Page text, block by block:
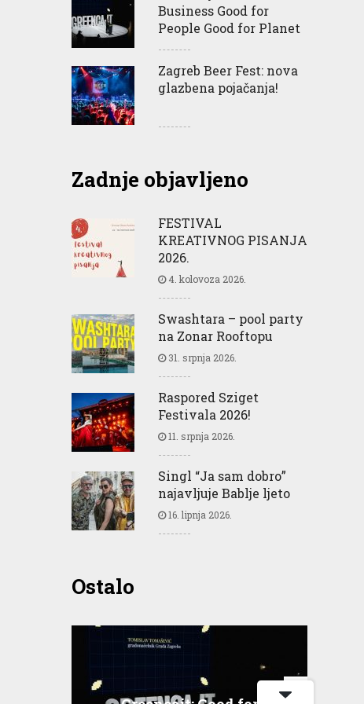
Business Good for
People Good for Planet
Zagreb Beer Fest: nova
glazbena pojačanja!
Zadnje objavljeno
FESTIVAL
KREATIVNOG PISANJA
2026.
4. kolovoza 2026.
Swashtara – pool party
na Zonar Rooftopu
31. srpnja 2026.
Raspored Sziget
Festivala 2026!
11. srpnja 2026.
Singl “Ja sam dobro”
najavljuje Bablje ljeto
16. lipnja 2026.
Ostalo